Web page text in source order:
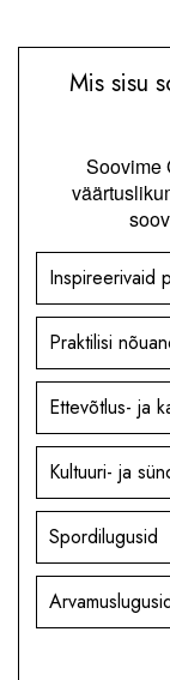
Mis sisu
Soovime
Inspireerivaid
Praktilisi
Ettevõtlus- ja
Kultuuri- ja
Spordilugusid